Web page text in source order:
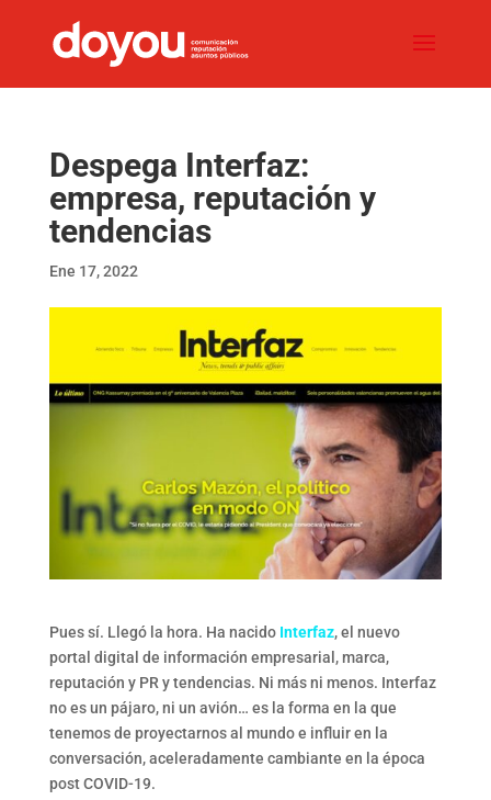
Despega Interfaz:
empresa, reputación y
tendencias
Ene 17, 2022
Pues sí. Llegó la hora. Ha nacido Interfaz, el nuevo
portal digital de información empresarial, marca,
reputación y PR y tendencias. Ni más ni menos. Interfaz
no es un pájaro, ni un avión… es la forma en la que
tenemos de proyectarnos al mundo e influir en la
conversación, aceleradamente cambiante en la época
post COVID-19.